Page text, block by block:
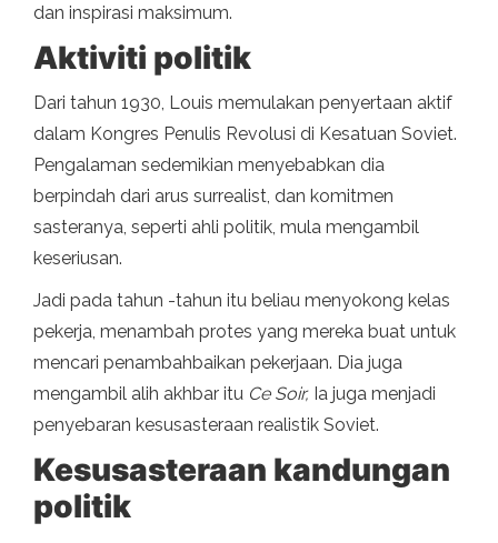
dan inspirasi maksimum.
Aktiviti politik
Dari tahun 1930, Louis memulakan penyertaan aktif
dalam Kongres Penulis Revolusi di Kesatuan Soviet.
Pengalaman sedemikian menyebabkan dia
berpindah dari arus surrealist, dan komitmen
sasteranya, seperti ahli politik, mula mengambil
keseriusan.
Jadi pada tahun -tahun itu beliau menyokong kelas
pekerja, menambah protes yang mereka buat untuk
mencari penambahbaikan pekerjaan. Dia juga
mengambil alih akhbar itu Ce Soir, Ia juga menjadi
penyebaran kesusasteraan realistik Soviet.
Kesusasteraan kandungan
politik